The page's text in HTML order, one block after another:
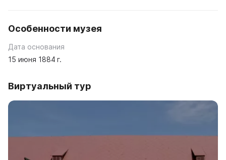
Особенности музея
Дата основания
15 июня 1884 г.
Виртуальный тур